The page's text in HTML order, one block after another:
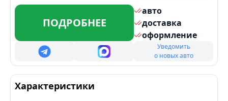
ПОДРОБНЕЕ
авто
доставка
оформление
Уведомить
о новых авто
Характеристики